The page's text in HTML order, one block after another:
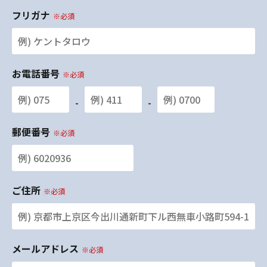
フリガナ ※必須
お電話番号 ※必須
- -
郵便番号 ※必須
ご住所 ※必須
メールアドレス ※必須